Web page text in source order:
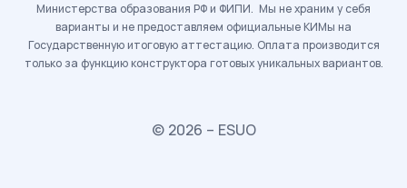
Министерства образования РФ и ФИПИ. Мы не храним у себя
варианты и не предоставляем официальные КИМы на
Государственную итоговую аттестацию. Оплата производится
только за функцию конструктора готовых уникальных вариантов.
© 2026 – ESUO